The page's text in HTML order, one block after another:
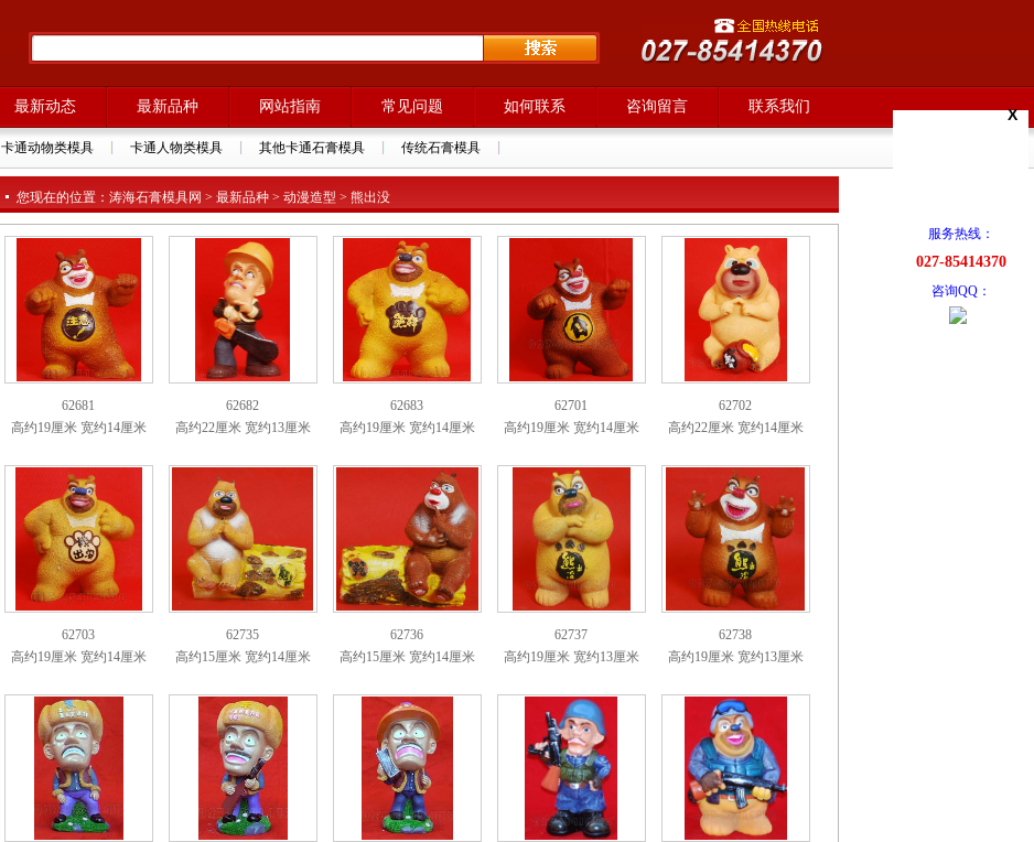
X
服务热线：
027-85414370
咨询QQ：
最新动态 最新品种 网站指南 常见问题 如何联系 咨询留言 联系我们
卡通动物类模具 卡通人物类模具 其他卡通石膏模具 传统石膏模具
您现在的位置：涛海石膏模具网 > 最新品种 > 动漫造型 > 熊出没
62681
高约19厘米 宽约14厘米
62682
高约22厘米 宽约13厘米
62683
高约19厘米 宽约14厘米
62701
高约19厘米 宽约14厘米
62702
高约22厘米 宽约14厘米
62703
高约19厘米 宽约14厘米
62735
高约15厘米 宽约14厘米
62736
高约15厘米 宽约14厘米
62737
高约19厘米 宽约13厘米
62738
高约19厘米 宽约13厘米